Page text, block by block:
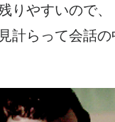
りやすいので
計らって会話